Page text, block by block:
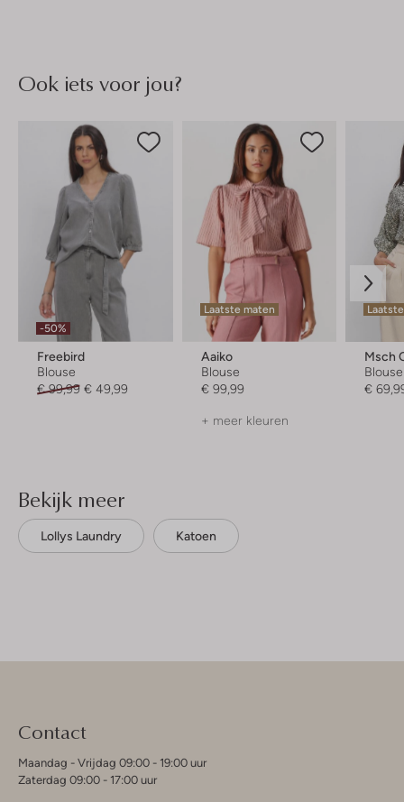
Ook iets voor jou?
-50%
Freebird
Blouse
€ 99,99 € 49,99
Laatste maten
Aaiko
Blouse
€ 99,99
+ meer kleuren
Msch
Blouse
€
Bekijk meer
Lollys Laundry Katoen
Contact
Maandag - Vrijdag 09:00 - 19:00 uur
Zaterdag 09:00 - 17:00 uur